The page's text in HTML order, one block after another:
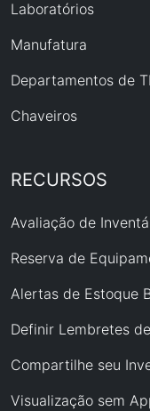
Laboratórios
Manufatura
Departamentos de TI
Chaveiros
RECURSOS
Avaliação de
Reserva de
Alertas de Estoque
Definir Lembretes
Compartilhe seu
Visualização sem